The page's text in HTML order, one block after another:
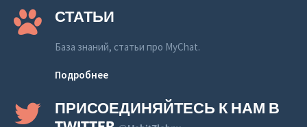
СТАТЬИ
База знаний, статьи про MyChat.
Подробнее
ПРИСОЕДИНЯЙТЕСЬ К НАМ В